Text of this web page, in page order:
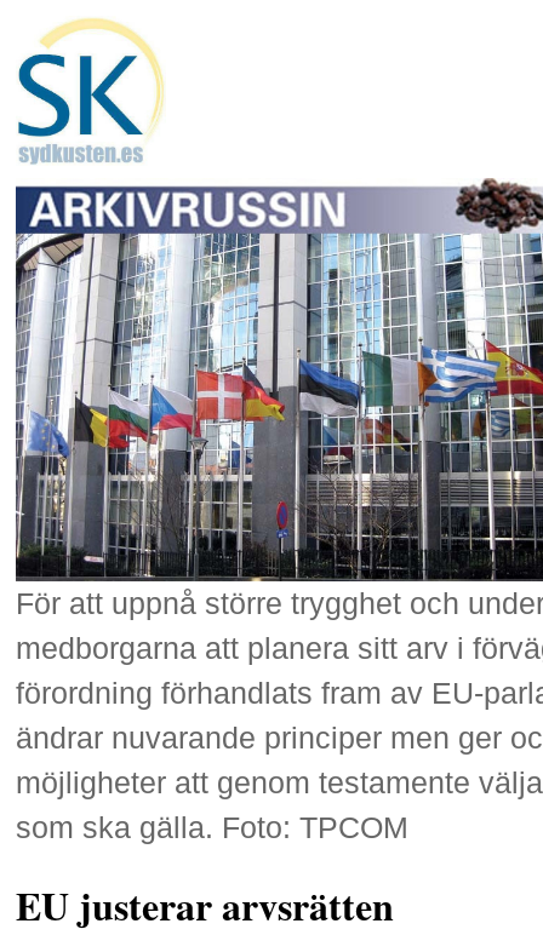
För att uppnå större trygghet och
medborgarna att planera sitt arv i
förordning förhandlats fram av EU-
ändrar nuvarande principer men ger
möjligheter att genom testamente
som ska gälla. Foto: TPCOM
EU justerar arvsrätten